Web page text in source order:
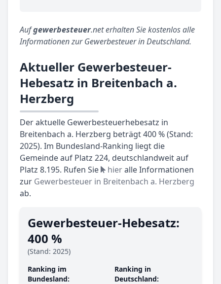
Aufgewerbesteuer.net erhalten Sie kostenlos alle
Informationen zur Gewerbesteuer in Deutschland.
Aktueller Gewerbesteuer-
Hebesatz in Breitenbach a.
Herzberg
Der aktuelle Gewerbesteuerhebesatz in
Breitenbach a. Herzberg beträgt 400 % (Stand:
2025). Im Bundesland-Ranking liegt die
Gemeinde auf Platz 224, deutschlandweit auf
Platz 8.195. Rufen Sie
hieralle Informationen
zur Gewerbesteuer in Breitenbach a. Herzberg
ab.
Gewerbesteuer-Hebesatz:
400 %
(Stand: 2025)
Ranking im
Bundesland:
Ranking in
Deutschland: